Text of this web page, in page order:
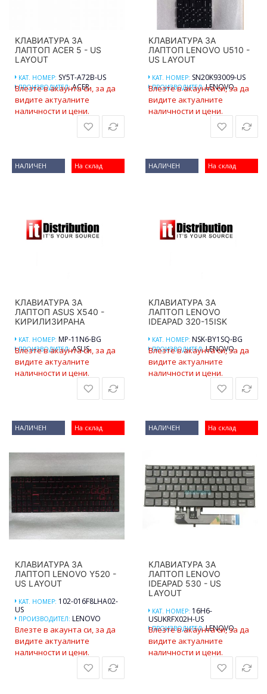
КЛАВИАТУРА ЗА
ЛАПТОП ACER 5 - US
LAYOUT
КАТ. НОМЕР: SY5T-A72B-US
ПРОИЗВОДИТЕЛ:ACER
Влезте в акаунта си, за да
видите актуалните
наличности и цени.
КЛАВИАТУРА ЗА
ЛАПТОП LENOVO U510 -
US LAYOUT
КАТ. НОМЕР: SN20K93009-US
ПРОИЗВОДИТЕЛ:LENOVO
Влезте в акаунта си, за да
видите актуалните
наличности и цени.
На склад
НАЛИЧЕН
КЛАВИАТУРА ЗА
ЛАПТОП ASUS X540 -
КИРИЛИЗИРАНА
КАТ. НОМЕР: MP-11N6-BG
ПРОИЗВОДИТЕЛ:ASUS
Влезте в акаунта си, за да
видите актуалните
наличности и цени.
На склад
НАЛИЧЕН
КЛАВИАТУРА ЗА
ЛАПТОП LENOVO
IDEAPAD 320-15ISK
КАТ. НОМЕР: NSK-BY1SQ-BG
ПРОИЗВОДИТЕЛ:LENOVO
Влезте в акаунта си, за да
видите актуалните
наличности и цени.
На склад
НАЛИЧЕН
КЛАВИАТУРА ЗА
ЛАПТОП LENOVO Y520 -
US LAYOUT
КАТ. НОМЕР: 102-016F8LHA02-
US
ПРОИЗВОДИТЕЛ: LENOVO
Влезте в акаунта си, за да
видите актуалните
наличности и цени.
На склад
НАЛИЧЕН
КЛАВИАТУРА ЗА
ЛАПТОП LENOVO
IDEAPAD 530 - US
LAYOUT
КАТ. НОМЕР: 16H6-
USUKRFX02H-US
ПРОИЗВОДИТЕЛ:LENOVO
Влезте в акаунта си, за да
видите актуалните
наличности и цени.